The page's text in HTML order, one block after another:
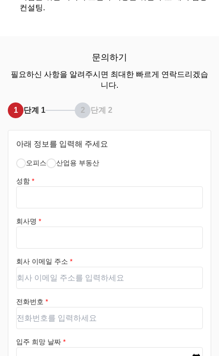
컨설팅.
문의하기
필요하신 사항을 알려주시면 최대한 빠르게 연락드리겠습
니다.
1 단계 1 2 단계 2
아래 정보를 입력해 주세요
오피스 산업용 부동산
성함 *
회사명 *
회사 이메일 주소 *
전화번호 *
입주 희망 날짜 *